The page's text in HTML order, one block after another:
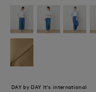
DAY by DAY It's international